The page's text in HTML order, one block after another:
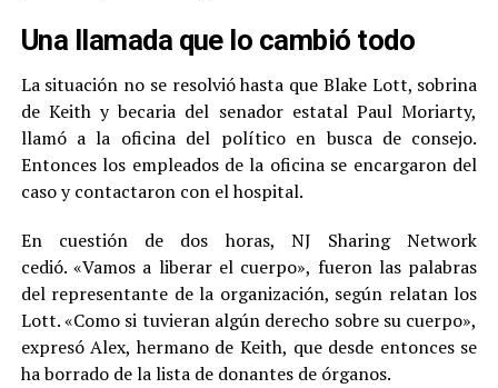
Una llamada que lo cambió todo
La situación no se resolvió hasta que Blake Lott, sobrina
de Keith y becaria del senador estatal Paul Moriarty,
llamó a la oficina del político en busca de consejo.
Entonces los empleados de la oficina se encargaron del
caso y contactaron con el hospital.
En cuestión de dos horas, NJ Sharing Network
cedió. «Vamos a liberar el cuerpo», fueron las palabras
del representante de la organización, según relatan los
Lott. «Como si tuvieran algún derecho sobre su cuerpo»,
expresó Alex, hermano de Keith, que desde entonces se
ha borrado de la lista de donantes de órganos.